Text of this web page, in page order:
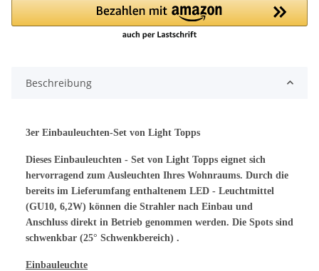
Beschreibung
3er Einbauleuchten-Set von Light Topps
Dieses Einbauleuchten - Set von Light Topps eignet sich
hervorragend zum Ausleuchten Ihres Wohnraums. Durch die
bereits im Lieferumfang enthaltenem LED - Leuchtmittel
(GU10, 6,2W) können die Strahler nach Einbau und
Anschluss direkt in Betrieb genommen werden. Die Spots sind
schwenkbar (25° Schwenkbereich) .
Einbauleuchte